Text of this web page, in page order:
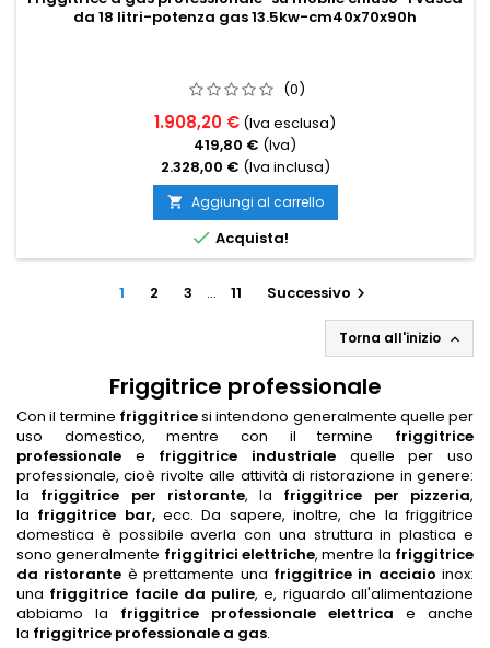
da 18 litri-potenza gas 13.5kw-cm40x70x90h
(0)
1.908,20 € (Iva esclusa)
419,80 € (Iva)
2.328,00 € (Iva inclusa)
 Aggiungi al carrello
 Acquista!
1 2 3 … 11 Successivo 
Torna all'inizio 
Friggitrice professionale
Con il termine friggitricesi intendono generalmente quelle per
uso domestico, mentre con il termine friggitrice
professionale e friggitrice industriale quelle per uso
professionale, cioè rivolte alle attività di ristorazione in genere:
la friggitrice per ristorante, la friggitrice per pizzeria,
la friggitrice bar,ecc. Da sapere, inoltre, che la friggitrice
domestica è possibile averla con una struttura in plastica e
sono generalmente friggitrici elettriche, mentre la friggitrice
da ristorante è prettamente una friggitrice in acciaio inox:
una friggitrice facile da pulire, e, riguardo all'alimentazione
abbiamo la friggitrice professionale elettrica e anche
la friggitrice professionale a gas.